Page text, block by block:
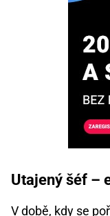
Utajený šéf –
V době, kdy se